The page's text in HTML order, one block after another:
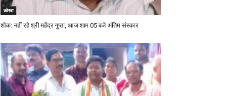
कोरबा
शोक: नहीं रहे श्री महेंद्र गुप्ता, आज शाम 05 बजे अंतिम संस्कार